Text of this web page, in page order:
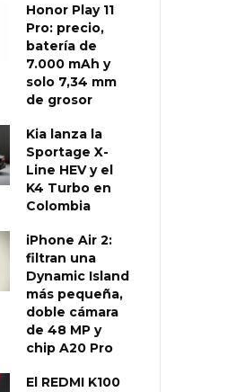
Honor Play 11
Pro: precio,
batería de
7.000 mAh y
solo 7,34 mm
de grosor
Kia lanza la
Sportage X-
Line HEV y el
K4 Turbo en
Colombia
iPhone Air 2:
filtran una
Dynamic Island
más pequeña,
doble cámara
de 48 MP y
chip A20 Pro
El REDMI K100